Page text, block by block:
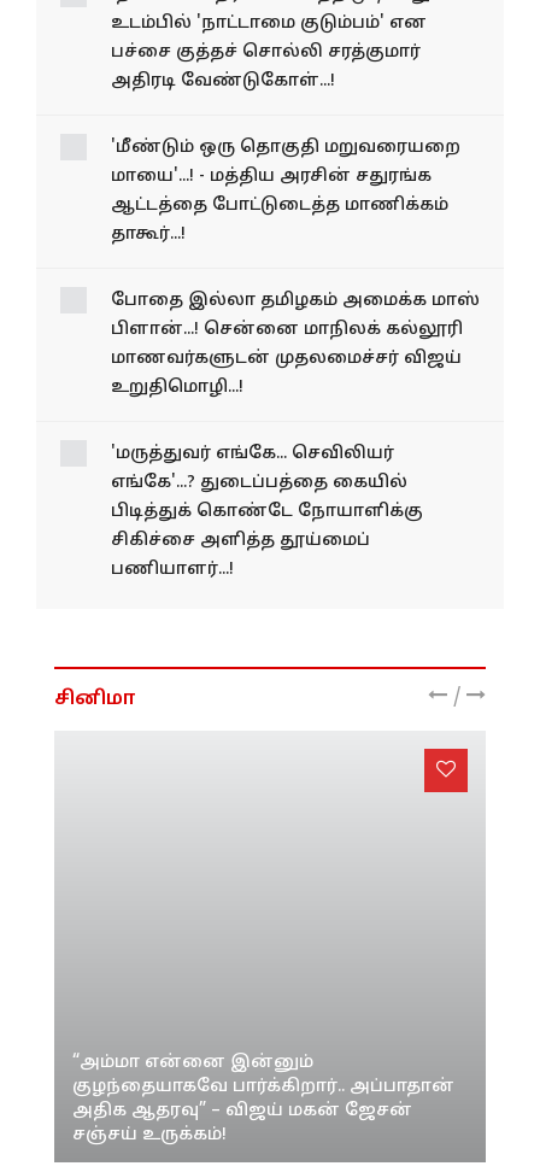
உடம்பில் 'நாட்டாமை குடும்பம்' என
பச்சை குத்தச் சொல்லி சரத்குமார்
அதிரடி வேண்டுகோள்...!
'மீண்டும் ஒரு தொகுதி மறுவரையறை
மாயை'...! - மத்திய அரசின் சதுரங்க
ஆட்டத்தை போட்டுடைத்த மாணிக்கம்
தாகூர்...!
போதை இல்லா தமிழகம் அமைக்க மாஸ்
பிளான்...! சென்னை மாநிலக் கல்லூரி
மாணவர்களுடன் முதலமைச்சர் விஜய்
உறுதிமொழி...!
'மருத்துவர் எங்கே... செவிலியர்
எங்கே'...? துடைப்பத்தை கையில்
பிடித்துக் கொண்டே நோயாளிக்கு
சிகிச்சை அளித்த தூய்மைப்
பணியாளர்...!
சினிமா /
“அம்மா என்னை இன்னும்
குழந்தையாகவே பார்க்கிறார்.. அப்பாதான்
அதிக ஆதரவு” – விஜய் மகன் ஜேசன்
சஞ்சய் உருக்கம்!